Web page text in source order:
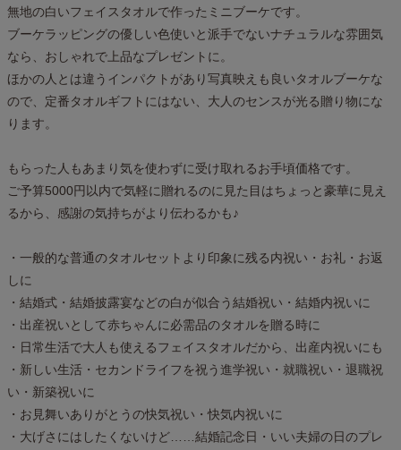
無地の白いフェイスタオルで作ったミニブーケです。
ブーケラッピングの優しい色使いと派手でないナチュラルな雰囲気
なら、おしゃれで上品なプレゼントに。
ほかの人とは違うインパクトがあり写真映えも良いタオルブーケな
ので、定番タオルギフトにはない、大人のセンスが光る贈り物にな
ります。
もらった人もあまり気を使わずに受け取れるお手頃価格です。
ご予算5000円以内で気軽に贈れるのに見た目はちょっと豪華に見え
るから、感謝の気持ちがより伝わるかも♪
・一般的な普通のタオルセットより印象に残る内祝い・お礼・お返
しに
・結婚式・結婚披露宴などの白が似合う結婚祝い・結婚内祝いに
・出産祝いとして赤ちゃんに必需品のタオルを贈る時に
・日常生活で大人も使えるフェイスタオルだから、出産内祝いにも
・新しい生活・セカンドライフを祝う進学祝い・就職祝い・退職祝
い・新築祝いに
・お見舞いありがとうの快気祝い・快気内祝いに
・大げさにはしたくないけど……結婚記念日・いい夫婦の日のプレ